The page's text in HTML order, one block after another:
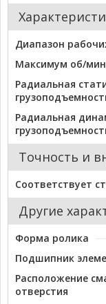
Диапазон
Максимум об/мин
Радиальная
Радиальная
Точность и
Соответствует
Другие
Форма ролика
Подшипник
Расположение
отверстия